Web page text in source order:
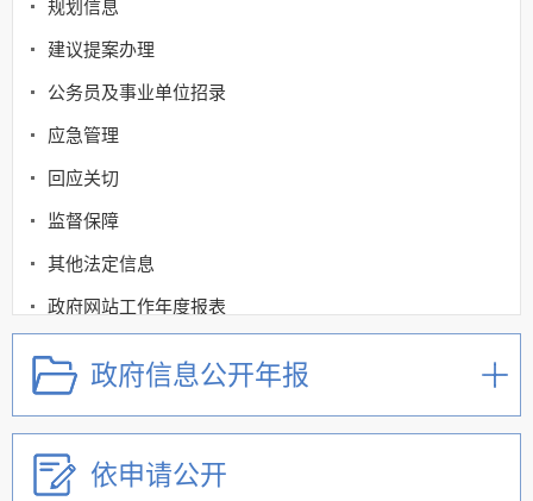
规划信息
建议提案办理
公务员及事业单位招录
应急管理
回应关切
监督保障
其他法定信息
政府网站工作年度报表
政府信息公开年报
依申请公开